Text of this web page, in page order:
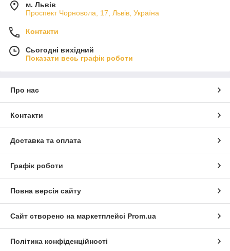
м. Львів
Проспект Чорновола, 17, Львів, Україна
Контакти
Сьогодні вихідний
Показати весь графік роботи
Про нас
Контакти
Доставка та оплата
Графік роботи
Повна версія сайту
Сайт створено на маркетплейсі Prom.ua
Політика конфіденційності